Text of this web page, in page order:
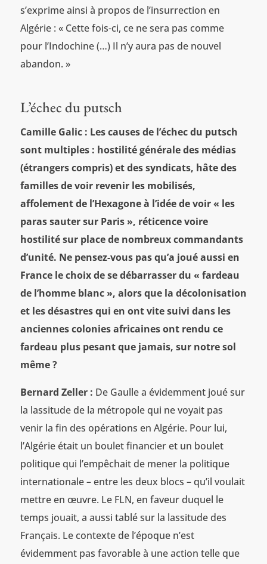
s’exprime ainsi à propos de l’insurrection en
Algérie : « Cette fois-ci, ce ne sera pas comme
pour l’Indochine (…) Il n’y aura pas de nouvel
abandon. »
L’échec du putsch
Camille Galic : Les causes de l’échec du putsch
sont multiples : hostilité générale des médias
(étrangers compris) et des syndicats, hâte des
familles de voir revenir les mobilisés,
affolement de l’Hexagone à l’idée de voir « les
paras sauter sur Paris », réticence voire
hostilité sur place de nombreux commandants
d’unité. Ne pensez-vous pas qu’a joué aussi en
France le choix de se débarrasser du « fardeau
de l’homme blanc », alors que la décolonisation
et les désastres qui en ont vite suivi dans les
anciennes colonies africaines ont rendu ce
fardeau plus pesant que jamais, sur notre sol
même ?
Bernard Zeller : De Gaulle a évidemment joué sur
la lassitude de la métropole qui ne voyait pas
venir la fin des opérations en Algérie. Pour lui,
l’Algérie était un boulet financier et un boulet
politique qui l’empêchait de mener la politique
internationale – entre les deux blocs – qu’il voulait
mettre en œuvre. Le FLN, en faveur duquel le
temps jouait, a aussi tablé sur la lassitude des
Français. Le contexte de l’époque n’est
évidemment pas favorable à une action telle que